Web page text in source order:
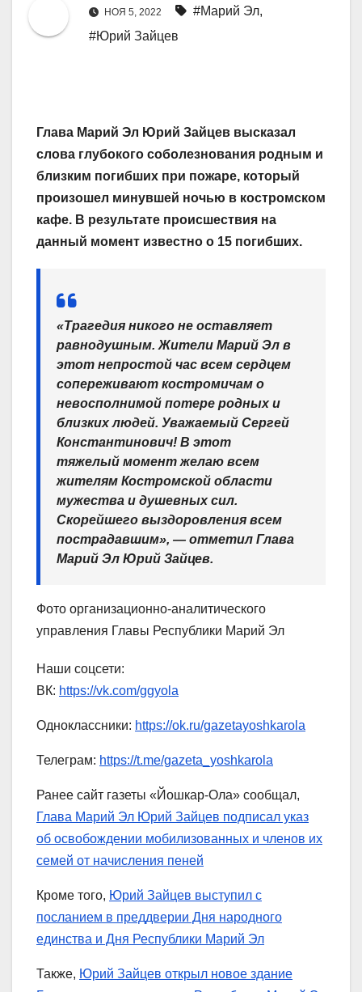
НОЯ 5, 2022 #Марий Эл,
#Юрий Зайцев
Глава Марий Эл Юрий Зайцев высказал
слова глубокого соболезнования родным и
близким погибших при пожаре, который
произошел минувшей ночью в костромском
кафе. В результате происшествия на
данный момент известно о 15 погибших.
«Трагедия никого не оставляет
равнодушным. Жители Марий Эл в
этот непростой час всем сердцем
сопереживают костромичам о
невосполнимой потере родных и
близких людей. Уважаемый Сергей
Константинович! В этот
тяжелый момент желаю всем
жителям Костромской области
мужества и душевных сил.
Скорейшего выздоровления всем
пострадавшим», — отметил Глава
Марий Эл Юрий Зайцев.
Фото организационно-аналитического
управления Главы Республики Марий Эл
Наши соцсети:
ВК: https://vk.com/ggyola
Одноклассники: https://ok.ru/gazetayoshkarola
Телеграм: https://t.me/gazeta_yoshkarola
Ранее сайт газеты «Йошкар-Ола» сообщал,
Глава Марий Эл Юрий Зайцев подписал указ
об освобождении мобилизованных и членов их
семей от начисления пеней
Кроме того, Юрий Зайцев выступил с
посланием в преддверии Дня народного
единства и Дня Республики Марий Эл
Также, Юрий Зайцев открыл новое здание